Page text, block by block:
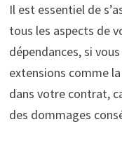
Il est essentiel de
tous les aspects de
dépendances, si
extensions comme
dans votre contrat,
des dommages